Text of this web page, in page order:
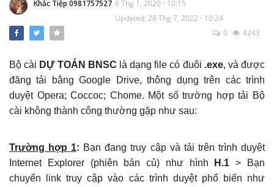
Văn bản Số: 5787/TCĐBVN-QLBTĐB: Phân
loại đường để tính cước vận tải đường bộ
0 129
Tổng hợp Đơn giá XDCT và DVCI; Đơn giá
Nhân công, Giá ca máy; Hướng dẫn các tỉnh
thành
Khắc Tiệp 0981757527 14 Thg 8, 2025 0 301
01/3/2022)
Khắc Tiệp 0981757527 11 Thg 6, 2025 0 221
Khắc Tiệp 0981757527 6 Thg 1, 2020 - 10:15
Updated: 28 Thg 7, 2022 - 10:24
0
4243
Bộ cài DỰ TOÁN BNSC là dạng file có đuôi .exe, và được
đăng tải bằng Google Drive, thông dụng trên các trình
duyệt Opera; Coccoc; Chome. Một số trường hợp tải Bộ
cài không thành công thường gặp như sau:
Trường hợp 1: Bạn đang truy cập và tải trên trình duyệt
Internet Explorer (phiên bản củ) như hình
H.1 > Bạn
chuyển link truy cập vào các trình duyệt phổ biến như